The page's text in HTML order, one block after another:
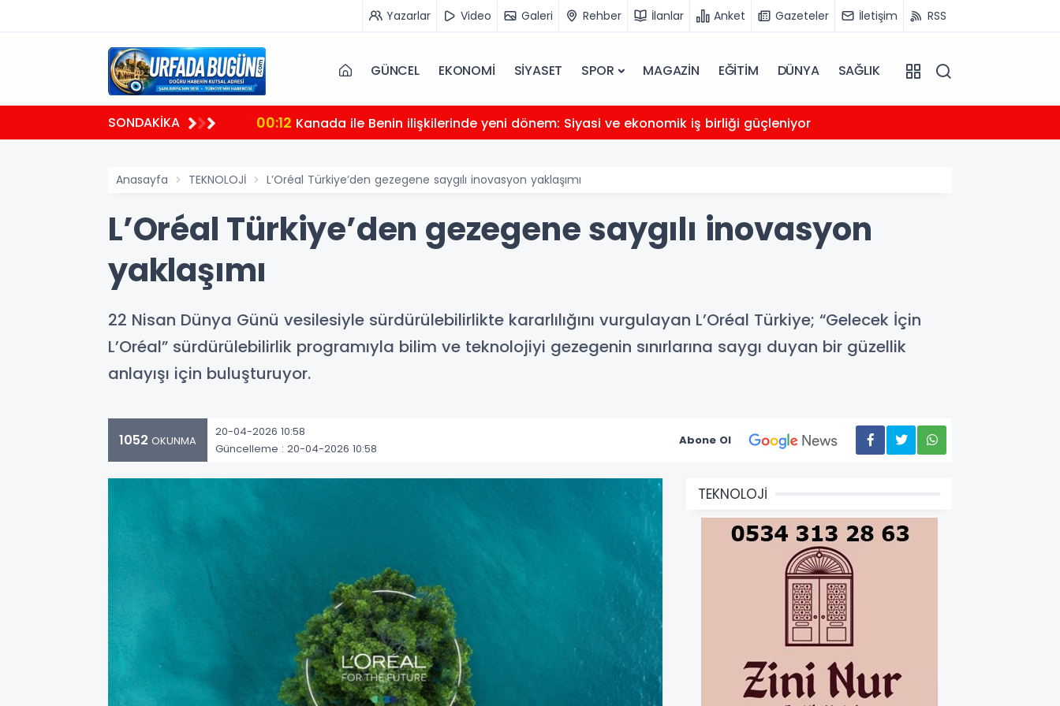
Yazarlar Video Galeri Rehber İlanlar Anket Gazeteler İletişim RSS
GÜNCEL EKONOMİ SİYASET SPOR MAGAZİN EĞİTİM DÜNYA SAĞLIK
SONDAKİKA 00:12 Kanada ile Benin ilişkilerinde yeni dönem: Siyasi ve ekonomik iş birliği güçleniyor
Anasayfa TEKNOLOJİ L’Oréal Türkiye’den gezegene saygılı inovasyon yaklaşımı
L’Oréal Türkiye’den gezegene saygılı inovasyon
yaklaşımı
22 Nisan Dünya Günü vesilesiyle sürdürülebilirlikte kararlılığını vurgulayan L’Oréal Türkiye; “Gelecek İçin
L’Oréal” sürdürülebilirlik programıyla bilim ve teknolojiyi gezegenin sınırlarına saygı duyan bir güzellik
anlayışı için buluşturuyor.
1052 OKUNMA
20-04-2026 10:58
Güncelleme : 20-04-2026 10:58
Abone Ol
TEKNOLOJİ